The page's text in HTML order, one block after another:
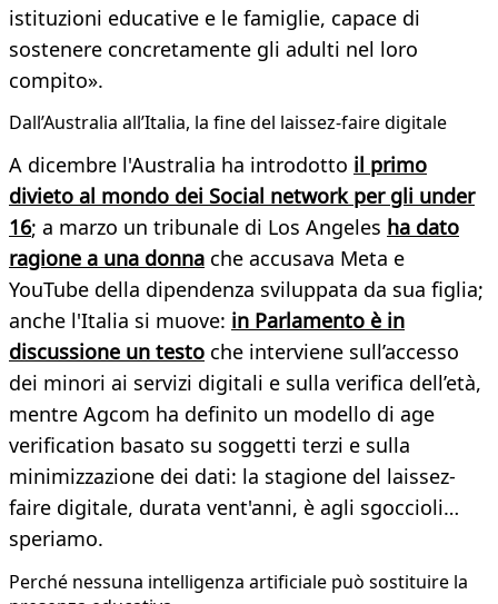
istituzioni educative e le famiglie, capace di
sostenere concretamente gli adulti nel loro
compito».
Dall’Australia all’Italia, la fine del laissez-faire digitale
A dicembre l'Australia ha introdotto il primo
divieto al mondo dei Social network per gli under
16; a marzo un tribunale di Los Angeles ha dato
ragione a una donna che accusava Meta e
YouTube della dipendenza sviluppata da sua figlia;
anche l'Italia si muove: in Parlamento è in
discussione un testo che interviene sull’accesso
dei minori ai servizi digitali e sulla verifica dell’età,
mentre Agcom ha definito un modello di age
verification basato su soggetti terzi e sulla
minimizzazione dei dati: la stagione del laissez-
faire digitale, durata vent'anni, è agli sgoccioli…
speriamo.
Perché nessuna intelligenza artificiale può sostituire la